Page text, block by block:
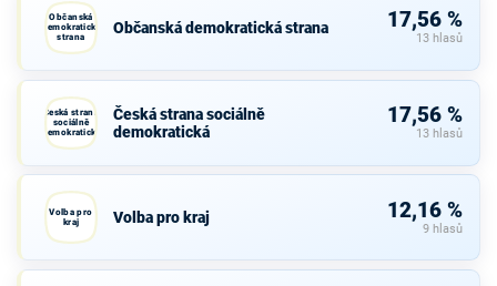
Občanská
demokratická
strana
Občanská demokratická strana 17,56 %
13 hlasů
Česká strana
sociálně
demokratická
Česká strana sociálně
demokratická
17,56 %
13 hlasů
Volba pro
kraj
Volba pro kraj 12,16 %
9 hlasů